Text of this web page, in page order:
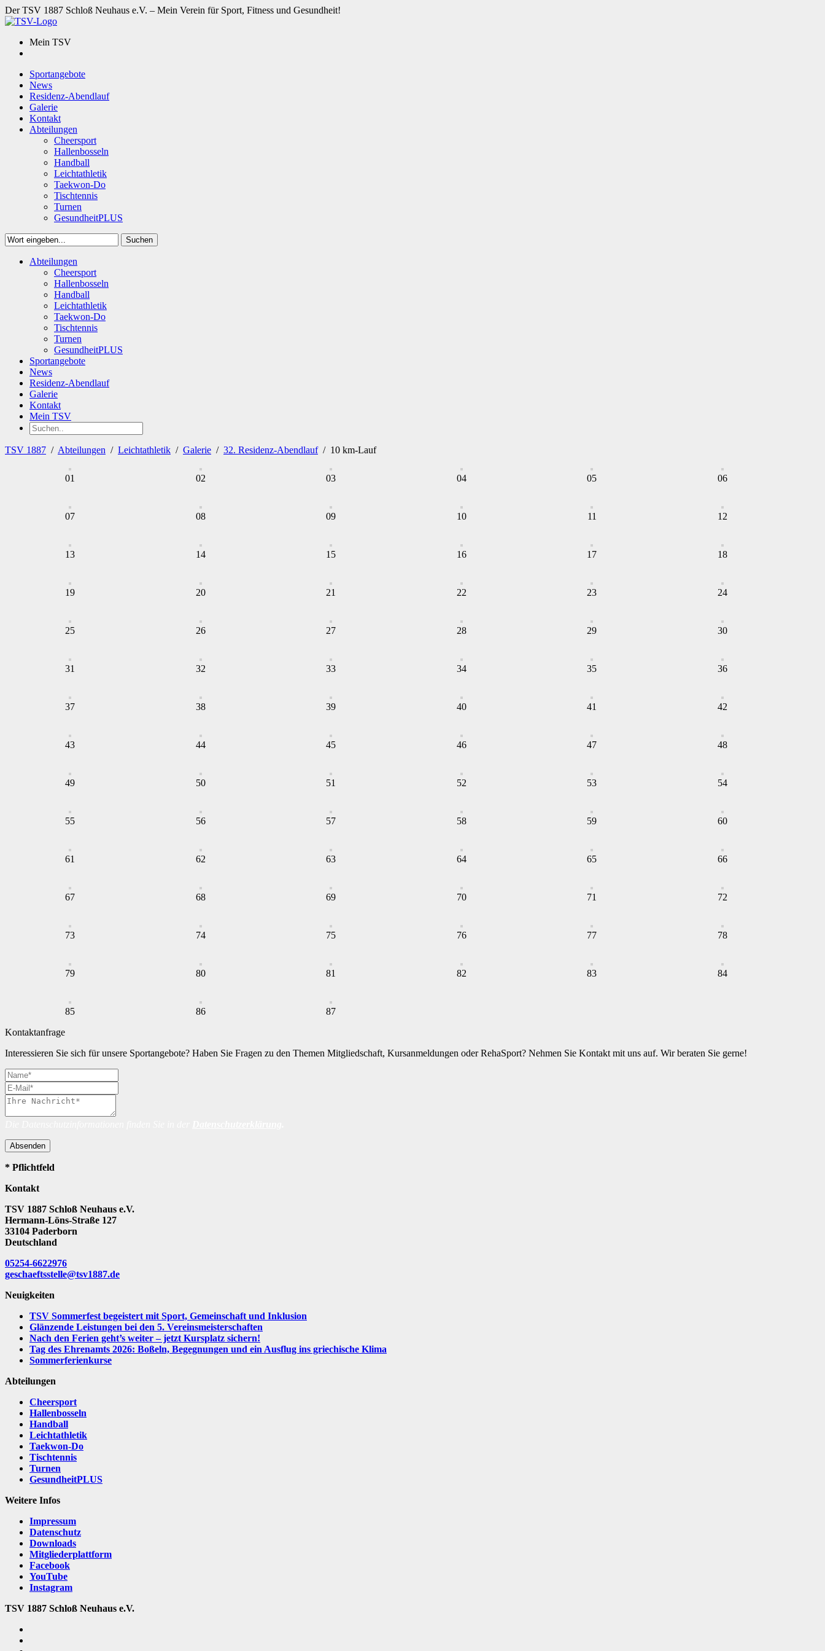
Der TSV 1887 Schloß Neuhaus e.V. – Mein Verein für Sport, Fitness und Gesundheit!
Mein TSV
Sportangebote
News
Residenz-Abendlauf
Galerie
Kontakt
Abteilungen
Cheersport
Hallenbosseln
Handball
Leichtathletik
Taekwon-Do
Tischtennis
Turnen
GesundheitPLUS
Suchen
SuchenAbteilungen
Cheersport
Hallenbosseln
Handball
Leichtathletik
Taekwon-Do
Tischtennis
Turnen
GesundheitPLUS
Sportangebote
News
Residenz-Abendlauf
Galerie
Kontakt
Mein TSV
TSV 1887 / Abteilungen / Leichtathletik / Galerie / 32. Residenz-Abendlauf/ 10 km-Lauf
01 02 03 04 05 06
07 08 09 10 11 12
13 14 15 16 17 18
19 20 21 22 23 24
25 26 27 28 29 30
31 32 33 34 35 36
37 38 39 40 41 42
43 44 45 46 47 48
49 50 51 52 53 54
55 56 57 58 59 60
61 62 63 64 65 66
67 68 69 70 71 72
73 74 75 76 77 78
79 80 81 82 83 84
85 86
87
Kontaktanfrage
Interessieren Sie sich für unsere Sportangebote? Haben Sie Fragen zu den Themen Mitgliedschaft, Kursanmeldungen oder RehaSport? Nehmen Sie Kontakt mit uns auf. Wir beraten Sie gerne!
Absenden
* Pflichtfeld
Kontakt
TSV 1887 Schloß Neuhaus e.V.
Hermann-Löns-Straße 127
33104 Paderborn
Deutschland
05254-6622976
geschaeftsstelle@tsv1887.de
Neuigkeiten
TSV Sommerfest begeistert mit Sport, Gemeinschaft und Inklusion
Glänzende Leistungen bei den 5. Vereinsmeisterschaften
Nach den Ferien geht’s weiter – jetzt Kursplatz sichern!
Tag des Ehrenamts 2026: Boßeln, Begegnungen und ein Ausflug ins griechische Klima
Sommerferienkurse
Abteilungen
Cheersport
Hallenbosseln
Handball
Leichtathletik
Taekwon-Do
Tischtennis
Turnen
GesundheitPLUS
Weitere Infos
Impressum
Datenschutz
Downloads
Mitgliederplattform
Facebook
YouTube
Instagram
TSV 1887 Schloß Neuhaus e.V.